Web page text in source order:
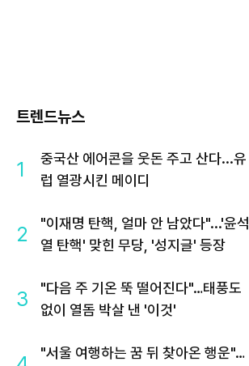
트렌드뉴스
1
중국산 에어콘을 웃돈 주고 산다...유
럽 열광시킨 메이디
2
"이재명 탄핵, 얼마 안 남았다"...'윤석
열 탄핵' 맞힌 무당, '성지글' 등장
3
"다음 주 기온 뚝 떨어진다"…태풍도
없이 열돔 박살 낸 '이것'
"서울 여행하는 꿈 뒤 찾아온 행운"…